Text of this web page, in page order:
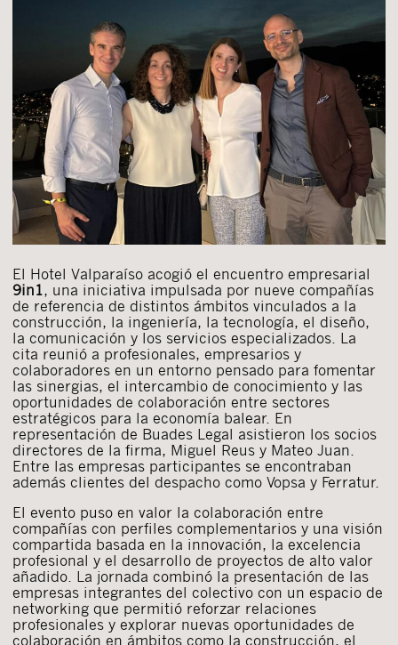
El Hotel Valparaíso acogió el encuentro empresarial
9in1, una iniciativa impulsada por nueve compañías
de referencia de distintos ámbitos vinculados a la
construcción, la ingeniería, la tecnología, el diseño,
la comunicación y los servicios especializados. La
cita reunió a profesionales, empresarios y
colaboradores en un entorno pensado para fomentar
las sinergias, el intercambio de conocimiento y las
oportunidades de colaboración entre sectores
estratégicos para la economía balear. En
representación de Buades Legal asistieron los socios
directores de la firma, Miguel Reus y Mateo Juan.
Entre las empresas participantes se encontraban
además clientes del despacho como Vopsa y Ferratur.
El evento puso en valor la colaboración entre
compañías con perfiles complementarios y una visión
compartida basada en la innovación, la excelencia
profesional y el desarrollo de proyectos de alto valor
añadido. La jornada combinó la presentación de las
empresas integrantes del colectivo con un espacio de
networking que permitió reforzar relaciones
profesionales y explorar nuevas oportunidades de
colaboración en ámbitos como la construcción, el